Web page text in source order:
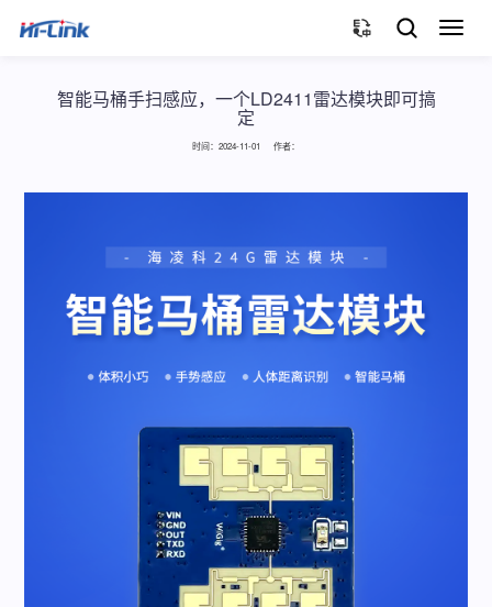
切
智能马桶手扫感应，一个LD2411雷达模块即可搞
定
时间：2024-11-01 作者：